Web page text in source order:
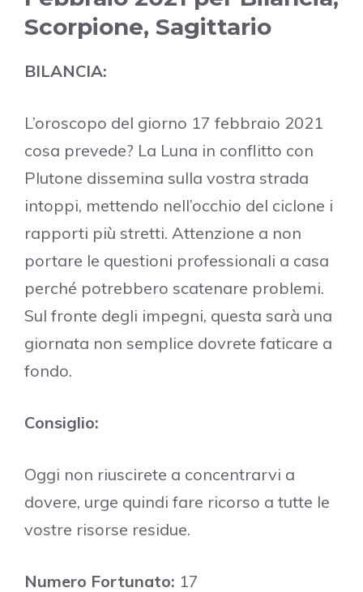
Scorpione, Sagittario
BILANCIA:
L’oroscopo del giorno 17 febbraio 2021
cosa prevede? La Luna in conflitto con
Plutone dissemina sulla vostra strada
intoppi, mettendo nell’occhio del ciclone i
rapporti più stretti. Attenzione a non
portare le questioni professionali a casa
perché potrebbero scatenare problemi.
Sul fronte degli impegni, questa sarà una
giornata non semplice dovrete faticare a
fondo.
Consiglio:
Oggi non riuscirete a concentrarvi a
dovere, urge quindi fare ricorso a tutte le
vostre risorse residue.
Numero Fortunato: 17